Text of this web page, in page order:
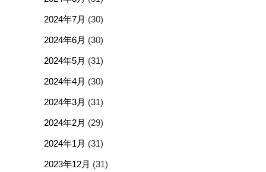
2024年7月 (30)
2024年6月 (30)
2024年5月 (31)
2024年4月 (30)
2024年3月 (31)
2024年2月 (29)
2024年1月 (31)
2023年12月 (31)